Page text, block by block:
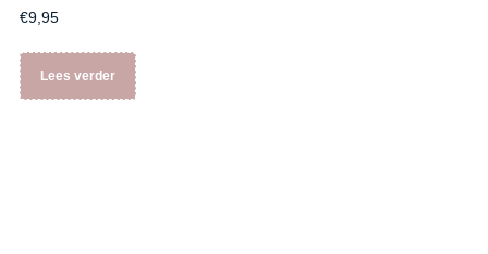
€9,95
Lees verder